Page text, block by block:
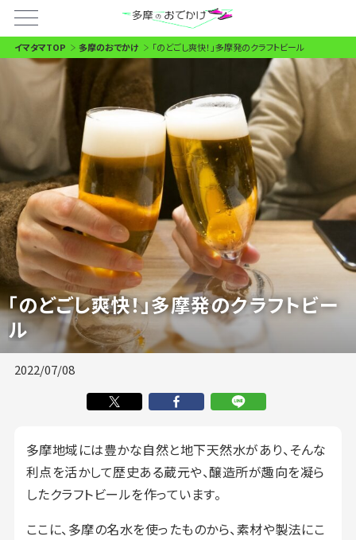
イマタマTOP 多摩のおでかけ 「のどごし爽快！」多摩発のクラフトビール
「のどごし爽快！」多摩発のクラフトビー
ル
2022/07/08
多摩地域には豊かな自然と地下天然水があり、そんな
利点を活かして歴史ある蔵元や、醸造所が趣向を凝ら
したクラフトビールを作っています。
ここに、多摩の名水を使ったものから、素材や製法にこ